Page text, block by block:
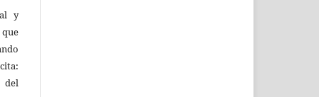
y
del